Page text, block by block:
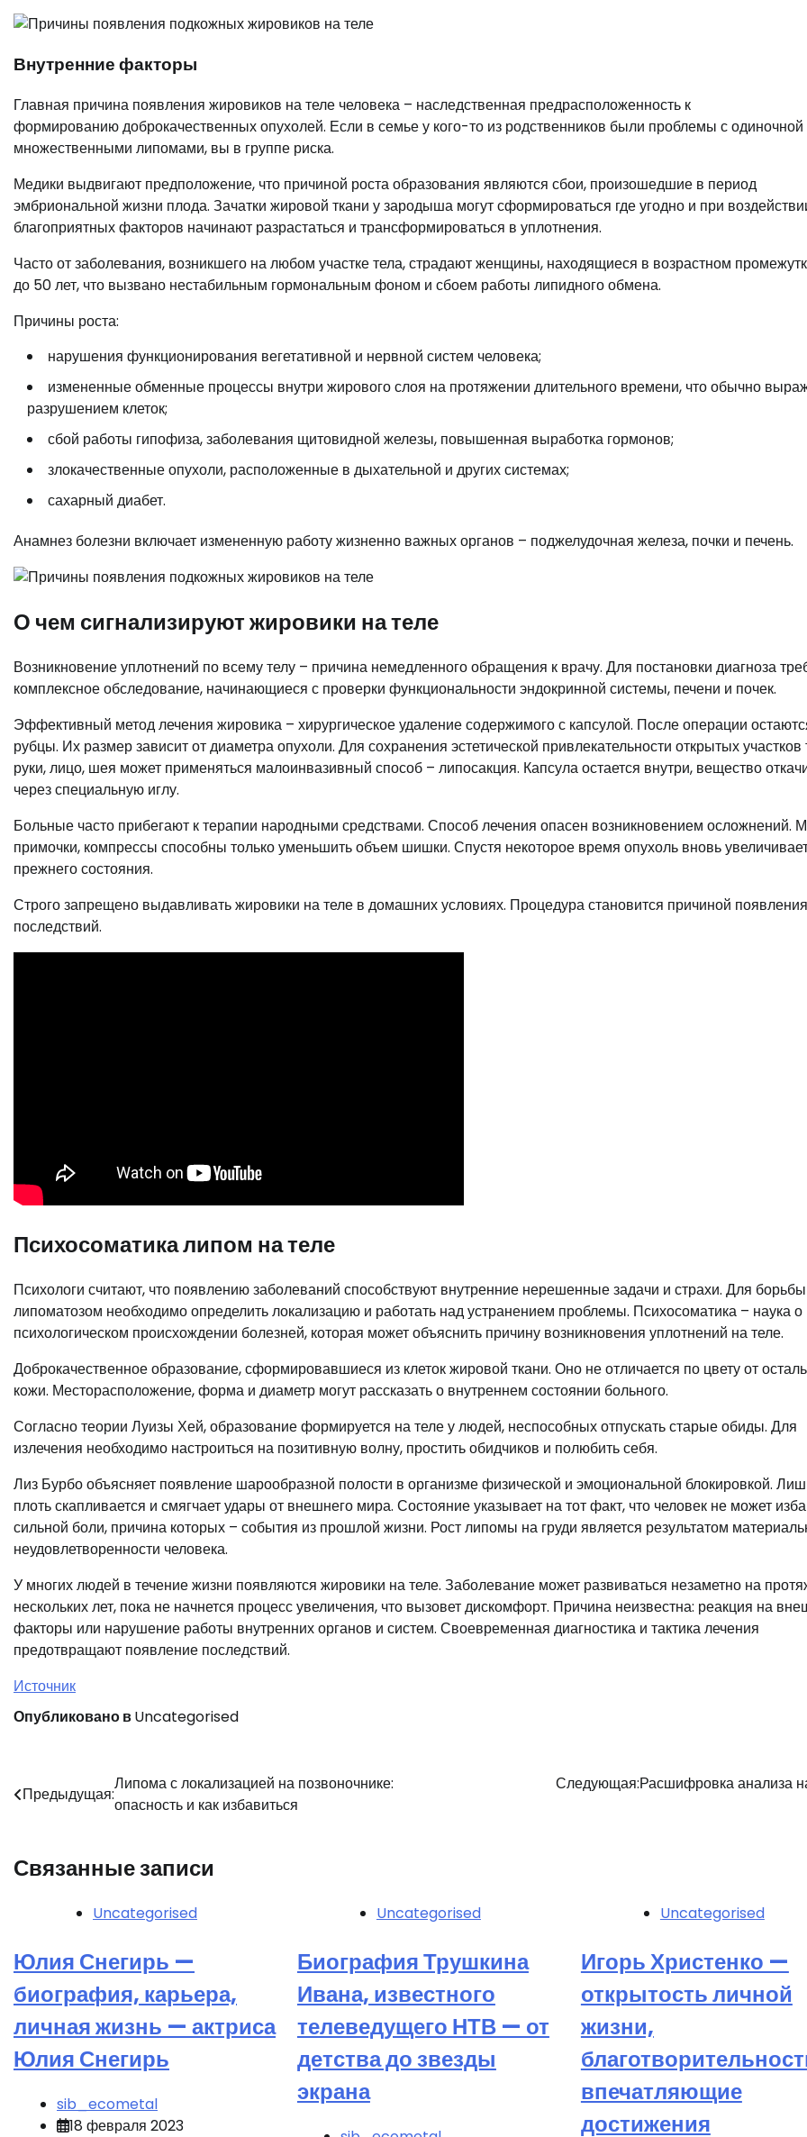
Внутренние факторы
Главная причина появления жировиков на теле человека – наследственная предрасположенность к
формированию доброкачественных опухолей. Если в семье у кого-то из родственников были проблемы с
множественными липомами, вы в группе риска.
Медики выдвигают предположение, что причиной роста образования являются сбои, произошедшие в период
эмбриональной жизни плода. Зачатки жировой ткани у зародыша могут сформироваться где угодно и при
благоприятных факторов начинают разрастаться и трансформироваться в уплотнения.
Часто от заболевания, возникшего на любом участке тела, страдают женщины, находящиеся в возрастном
до 50 лет, что вызвано нестабильным гормональным фоном и сбоем работы липидного обмена.
Причины роста:
нарушения функционирования вегетативной и нервной систем человека;
измененные обменные процессы внутри жирового слоя на протяжении длительного времени, что обычно
разрушением клеток;
сбой работы гипофиза, заболевания щитовидной железы, повышенная выработка гормонов;
злокачественные опухоли, расположенные в дыхательной и других системах;
сахарный диабет.
Анамнез болезни включает измененную работу жизненно важных органов – поджелудочная железа, почки и печень.
О чем сигнализируют жировики на теле
Возникновение уплотнений по всему телу – причина немедленного обращения к врачу. Для постановки диагноза
комплексное обследование, начинающиеся с проверки функциональности эндокринной системы, печени и почек.
Эффективный метод лечения жировика – хирургическое удаление содержимого с капсулой. После операции
рубцы. Их размер зависит от диаметра опухоли. Для сохранения эстетической привлекательности открытых участков
руки, лицо, шея может применяться малоинвазивный способ – липосакция. Капсула остается внутри, вещество
через специальную иглу.
Больные часто прибегают к терапии народными средствами. Способ лечения опасен возникновением осложнений.
примочки, компрессы способны только уменьшить объем шишки. Спустя некоторое время опухоль вновь
прежнего состояния.
Строго запрещено выдавливать жировики на теле в домашних условиях. Процедура становится причиной появления
последствий.
Психосоматика липом на теле
Психологи считают, что появлению заболеваний способствуют внутренние нерешенные задачи и страхи. Для
липоматозом необходимо определить локализацию и работать над устранением проблемы. Психосоматика – наука о
психологическом происхождении болезней, которая может объяснить причину возникновения уплотнений на теле.
Доброкачественное образование, сформировавшиеся из клеток жировой ткани. Оно не отличается по цвету от
кожи. Месторасположение, форма и диаметр могут рассказать о внутреннем состоянии больного.
Согласно теории Луизы Хей, образование формируется на теле у людей, неспособных отпускать старые обиды. Для
излечения необходимо настроиться на позитивную волну, простить обидчиков и полюбить себя.
Лиз Бурбо объясняет появление шарообразной полости в организме физической и эмоциональной блокировкой.
плоть скапливается и смягчает удары от внешнего мира. Состояние указывает на тот факт, что человек не может
сильной боли, причина которых – события из прошлой жизни. Рост липомы на груди является результатом
неудовлетворенности человека.
У многих людей в течение жизни появляются жировики на теле. Заболевание может развиваться незаметно на
нескольких лет, пока не начнется процесс увеличения, что вызовет дискомфорт. Причина неизвестна: реакция на
факторы или нарушение работы внутренних органов и систем. Своевременная диагностика и тактика лечения
предотвращают появление последствий.
Источник
Опубликовано вUncategorised
Навигация
записям
Предыдущая:
Липома с локализацией на позвоночнике:
опасность и как избавиться
Следующая:Расшифровка анализа
Связанные записи
Uncategorised
Юлия Снегирь —
биография, карьера,
личная жизнь — актриса
Юлия Снегирь
sib_ecometal
18 февраля 2023
Uncategorised
Биография Трушкина
Ивана, известного
телеведущего НТВ — от
детства до звезды
экрана
Uncategorised
Игорь Христенко —
открытость личной
жизни,
впечатляющие
достижения